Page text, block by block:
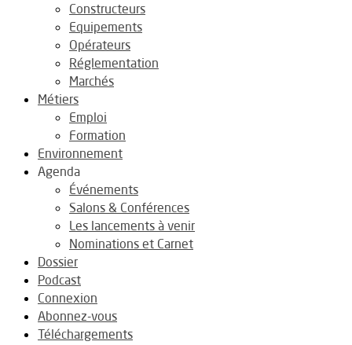
Constructeurs
Equipements
Opérateurs
Réglementation
Marchés
Métiers
Emploi
Formation
Environnement
Agenda
Événements
Salons & Conférences
Les lancements à venir
Nominations et Carnet
Dossier
Podcast
Connexion
Abonnez-vous
Téléchargements